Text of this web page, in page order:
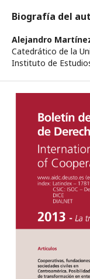
Biografía del
Alejandro
Catedrático de la
Instituto de